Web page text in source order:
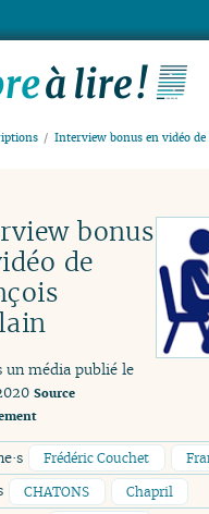
Interview bonus en vidéo
bonus
de
un média publié le
Source
Frédéric Couchet
CHATONS Chapril